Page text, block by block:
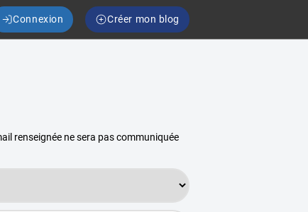
Connexion Créer mon blog
renseignée ne sera pas communiquée